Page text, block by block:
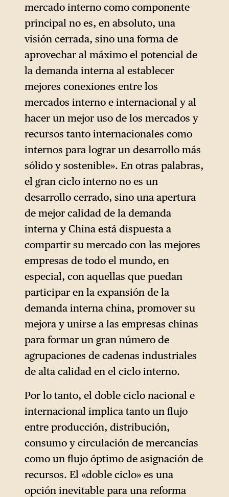
mercado interno como componente
principal no es, en absoluto, una
visión cerrada, sino una forma de
aprovechar al máximo el potencial de
la demanda interna al establecer
mejores conexiones entre los
mercados interno e internacional y al
hacer un mejor uso de los mercados y
recursos tanto internacionales como
internos para lograr un desarrollo más
sólido y sostenible». En otras palabras,
el gran ciclo interno no es un
desarrollo cerrado, sino una apertura
de mejor calidad de la demanda
interna y China está dispuesta a
compartir su mercado con las mejores
empresas de todo el mundo, en
especial, con aquellas que puedan
participar en la expansión de la
demanda interna china, promover su
mejora y unirse a las empresas chinas
para formar un gran número de
agrupaciones de cadenas industriales
de alta calidad en el ciclo interno.
Por lo tanto, el doble ciclo nacional e
internacional implica tanto un flujo
entre producción, distribución,
consumo y circulación de mercancías
como un flujo óptimo de asignación de
recursos. El «doble ciclo» es una
opción inevitable para una reforma